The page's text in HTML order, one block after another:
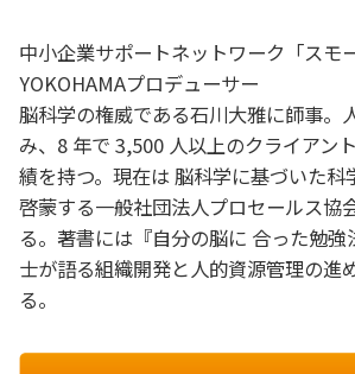
中小企業サポートネットワーク「スモ
YOKOHAMAプロデューサー
脳科学の権威である石川大雅に師事。
み、8 年で 3,500 人以上のクライアン
績を持つ。現在は 脳科学に基づいた科
啓蒙する一般社団法人プロセールス協
る。著書には『自分の脳に 合った勉
士が語る組織開発と人的資源管理の進
る。